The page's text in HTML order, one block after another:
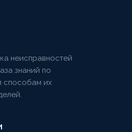
неисправностей
знаний по
способам их